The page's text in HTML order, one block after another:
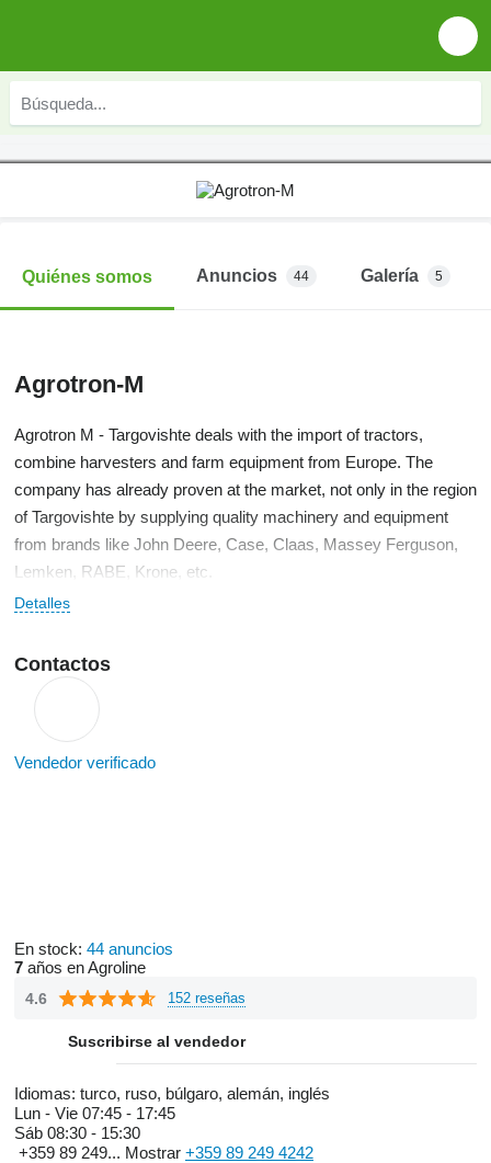
Quiénes somos Anuncios 44 Galería 5
Agrotron-M
Agrotron M - Targovishte deals with the import of tractors,
combine harvesters and farm equipment from Europe. The
company has already proven at the market, not only in the region
of Targovishte by supplying quality machinery and equipment
from brands like John Deere, Case, Claas, Massey Ferguson,
Lemken, RABE, Krone, etc.
Detalles
Contactos
Vendedor verificado
En stock: 44 anuncios
7 años en Agroline
4.6 152 reseñas
Suscribirse al vendedor
Idiomas: turco, ruso, búlgaro, alemán, inglés
Lun - Vie 07:45 - 17:45
Sáb 08:30 - 15:30
+359 89 249... Mostrar +359 89 249 4242